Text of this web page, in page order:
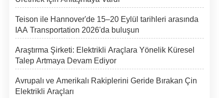
Teison ile Hannover'de 15–20 Eylül tarihleri arasında
IAA Transportation 2026'da buluşun
Araştırma Şirketi: Elektrikli Araçlara Yönelik Küresel
Talep Artmaya Devam Ediyor
Avrupalı ve Amerikalı Rakiplerini Geride Bırakan Çin
Elektrikli Araçları